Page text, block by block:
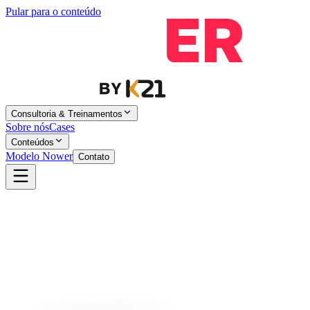
Pular para o conteúdo
Consultoria & Treinamentos
Sobre nósCases
Conteúdos
Modelo Nower Contato